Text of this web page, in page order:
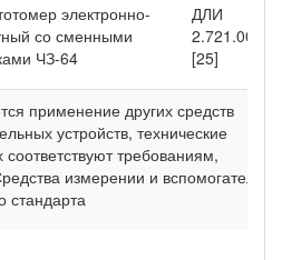
электронно-
со сменными
ЧЗ-64
ДЛИ
2.721.006
[25]
применение других средств
устройств, технические
соответствуют требованиям,
измерении и
стандарта